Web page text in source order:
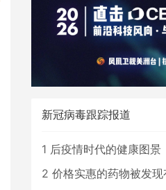
新冠病毒跟踪报道
1 后疫情时代的健康图景
2 价格实惠的药物被发现